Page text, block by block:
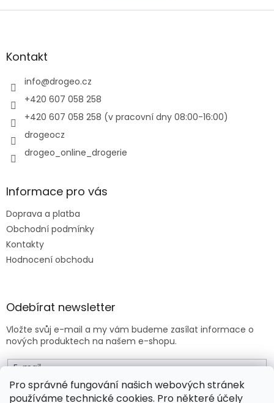
Pro správné fungování našich webových stránek
používáme technické cookies. Pro některé účely
a
ý
v
Z
aKontakt
info@drogeo.cz
+420 607 058 258
+420 607 058 258 (v pracovní dny 08:00-16:00)
drogeocz
drogeo_online_drogerie
Informace pro vás
Doprava a platba
Obchodní podmínky
Kontakty
Hodnocení obchodu
Odebírat newsletter
Vložte svůj e-mail a my vám budeme zasílat informace o
nových produktech na našem e-shopu.
E-mail